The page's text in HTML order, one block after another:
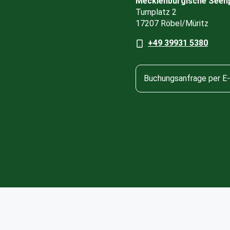
Turnplatz 2
17207 Röbel/Müritz
+49 39931 5380
Buchungsanfrage per